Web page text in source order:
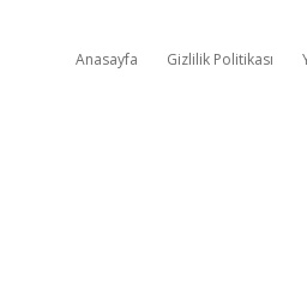
Anasayfa Gizlilik Politikası